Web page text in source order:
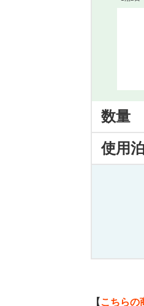
数量
使用
【こちらの